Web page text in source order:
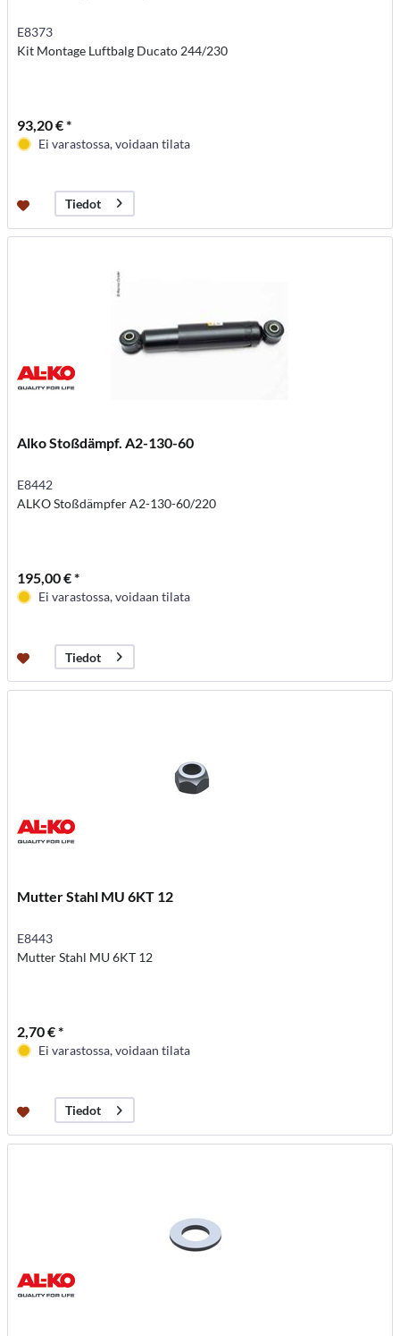
E8373
Kit Montage Luftbalg Ducato 244/230
93,20 € *
Ei varastossa, voidaan tilata
Tiedot
Alko Stoßdämpf. A2-130-60
E8442
ALKO Stoßdämpfer A2-130-60/220
195,00 € *
Ei varastossa, voidaan tilata
Tiedot
Mutter Stahl MU 6KT 12
E8443
Mutter Stahl MU 6KT 12
2,70 € *
Ei varastossa, voidaan tilata
Tiedot